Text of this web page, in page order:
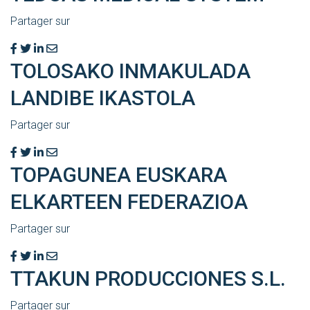
Partager sur
TOLOSAKO INMAKULADA
LANDIBE IKASTOLA
Partager sur
TOPAGUNEA EUSKARA
ELKARTEEN FEDERAZIOA
Partager sur
TTAKUN PRODUCCIONES S.L.
Partager sur